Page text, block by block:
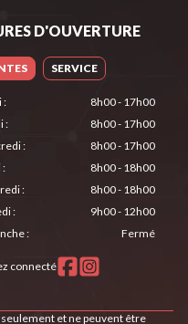
D'OUVERTURE
SERVICE
:
8h00 - 17h00
:
8h00 - 17h00
:
8h00 - 17h00
:
8h00 - 18h00
:
8h00 - 18h00
:
9h00 - 12h00
: Fermé
connecté
et ne peuvent être